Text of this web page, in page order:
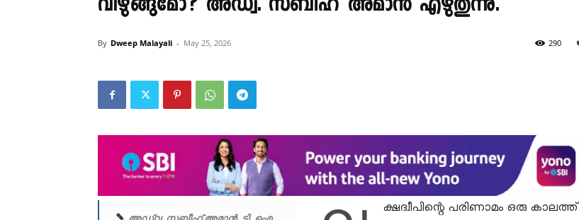
വിഴുങ്ങുമോ? അഡ്വ. സബീഹ് അമാൻ എഴുതുന്നു.
By Dweep Malayali - May 25, 2026 290
ക്ഷദ്വീപിന്റെ പരിണാമം ഒരു കാലത്ത്